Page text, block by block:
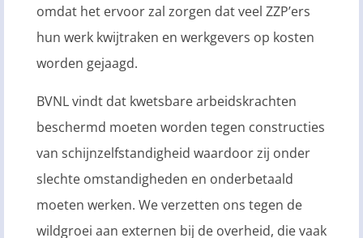
omdat het ervoor zal zorgen dat veel ZZP’ers
hun werk kwijtraken en werkgevers op kosten
worden gejaagd.
BVNL vindt dat kwetsbare arbeidskrachten
beschermd moeten worden tegen constructies
van schijnzelfstandigheid waardoor zij onder
slechte omstandigheden en onderbetaald
moeten werken. We verzetten ons tegen de
wildgroei aan externen bij de overheid, die vaak